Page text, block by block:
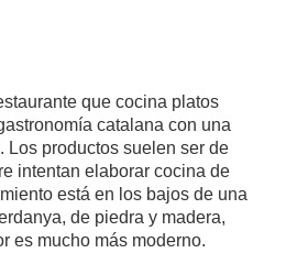
que cocina platos
catalana con una
Los productos suelen ser de
intentan elaborar cocina de
está en los bajos de una
de piedra y madera,
es mucho más moderno.